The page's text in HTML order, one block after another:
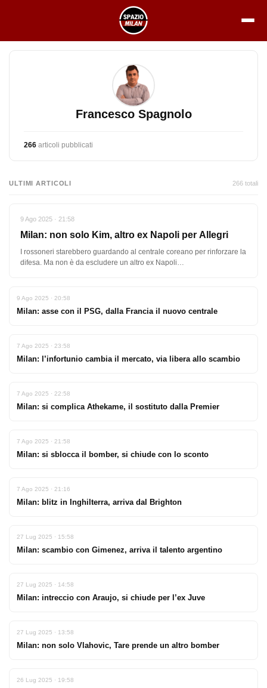
contenuto
Francesco Spagnolo
266 articoli pubblicati
ULTIMI ARTICOLI 266 totali
9 Ago 2025 · 21:58
Milan: non solo Kim, altro ex Napoli per Allegri
I rossoneri starebbero guardando al centrale coreano per rinforzare la
difesa. Ma non è da escludere un altro ex Napoli…
9 Ago 2025 · 20:58
Milan: asse con il PSG, dalla Francia il nuovo centrale
7 Ago 2025 · 23:58
Milan: l’infortunio cambia il mercato, via libera allo scambio
7 Ago 2025 · 22:58
Milan: si complica Athekame, il sostituto dalla Premier
7 Ago 2025 · 21:58
Milan: si sblocca il bomber, si chiude con lo sconto
7 Ago 2025 · 21:16
Milan: blitz in Inghilterra, arriva dal Brighton
27 Lug 2025 · 15:58
Milan: scambio con Gimenez, arriva il talento argentino
27 Lug 2025 · 14:58
Milan: intreccio con Araujo, si chiude per l’ex Juve
27 Lug 2025 · 13:58
Milan: non solo Vlahovic, Tare prende un altro bomber
26 Lug 2025 · 19:58